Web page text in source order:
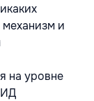
механизм и
на уровне